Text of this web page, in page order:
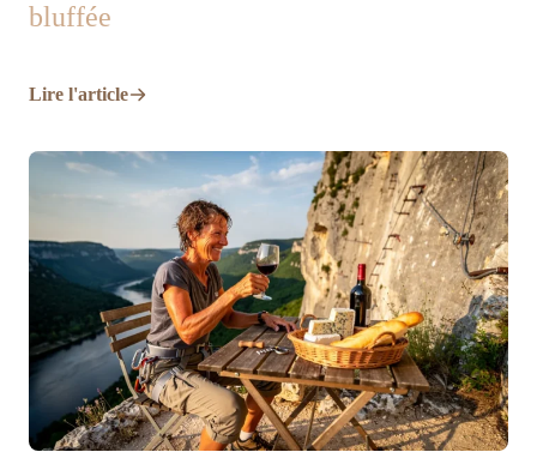
bluffée
Lire l'article